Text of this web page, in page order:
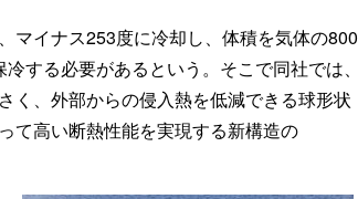
マイナス253度に冷却し、体積を気体の800
する必要があるという。そこで同社では、
く、外部からの侵入熱を低減できる球形状
て高い断熱性能を実現する新構造の